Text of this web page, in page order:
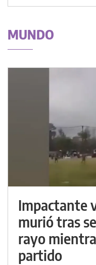
MUNDO
Impactante
murió tras
rayo
partido